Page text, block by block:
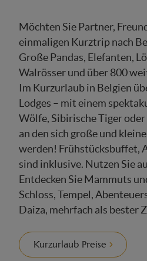
Möchten Sie Partner,
einmaligen Kurztrip nach
Große Pandas, Elefanten,
Walrösser und über 800
Im Kurzurlaub in Belgien
Lodges – mit einem
Wölfe, Sibirische Tiger
an den sich große und
werden! Frühstücksbuffet,
sind inklusive. Nutzen Sie
Entdecken Sie Mammuts
Schloss, Tempel,
Daiza, mehrfach als bester
Kurzurlaub Preise